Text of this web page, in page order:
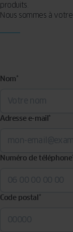
produits.
Nous sommes à
Nom*
Adresse e-mail*
Numéro de téléphone
Code postal*